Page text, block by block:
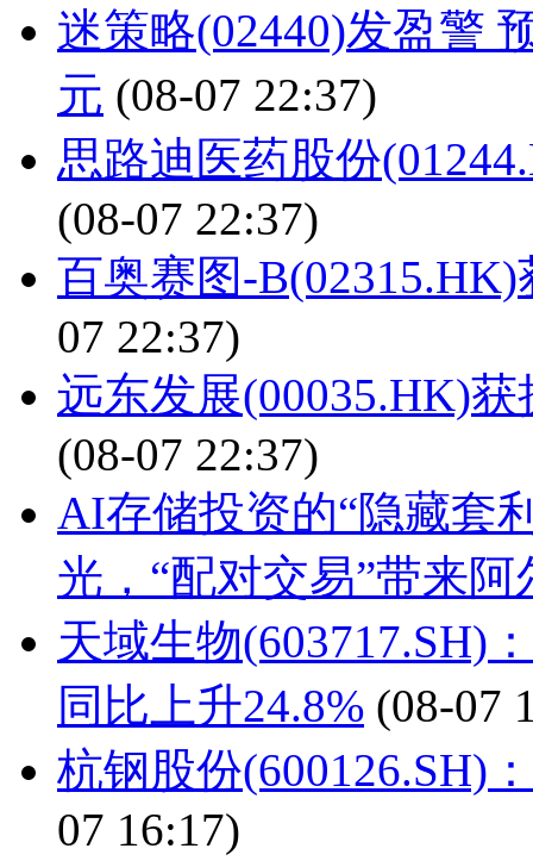
迷策略(02440)发盈警
元 (08-07 22:37)
思路迪医药股份
(08-07 22:37)
百奥赛图-
07 22:37)
远东发展(00035.HK)
(08-07 22:37)
AI存储投资的“隐藏套
光，“配对交易”带来
天域生物(603717.SH)
同比上升24.8% (08-07
杭钢股份(600126.SH)
07 16:17)